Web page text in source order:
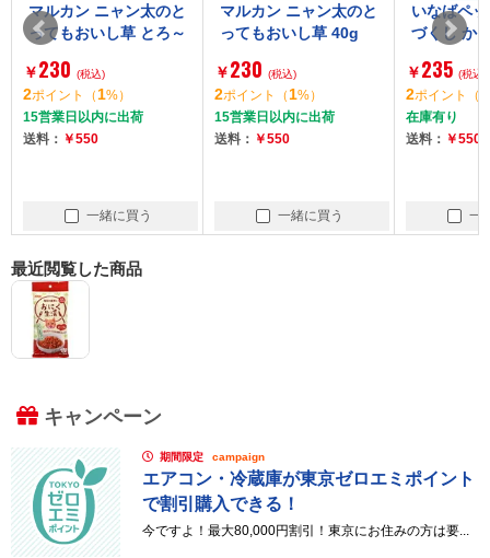
マルカン ニャン太のと
ってもおいし草 とろ～
￥230 (税込)
2ポイント （ 1%）
15営業日以内に出荷
送料： ￥550
一緒に買う
マルカン ニャン太のと
ってもおいし草 40g
￥230 (税込)
2ポイント （ 1%）
15営業日以内に出荷
送料： ￥550
一緒に買う
いなばペ
づくし か
￥235 (税込)
2ポイント （
在庫有り
送料： ￥550
一
最近閲覧した商品
キャンペーン
期間限定 campaign
エアコン・冷蔵庫が東京ゼロエミポイント
で割引購入できる！
今ですよ！最大80,000円割引！東京にお住みの方は要...